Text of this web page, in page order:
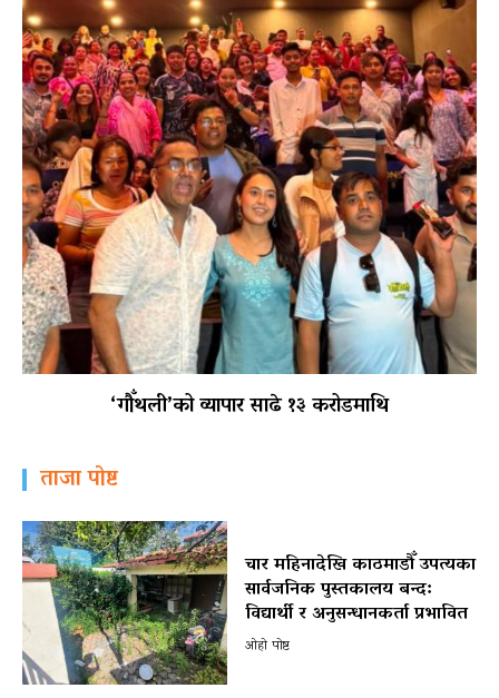
‘गौँथली’को व्यापार साढे १३ करोडमाथि
ताजा पोष्ट
चार महिनादेखि काठमाडौँ उपत्यका
सार्वजनिक पुस्तकालय बन्द:
विद्यार्थी र अनुसन्धानकर्ता प्रभावित
ओहो पोष्ट